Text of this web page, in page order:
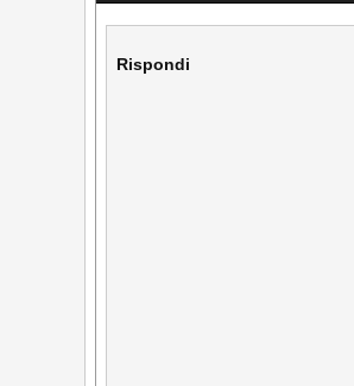
Rispondi